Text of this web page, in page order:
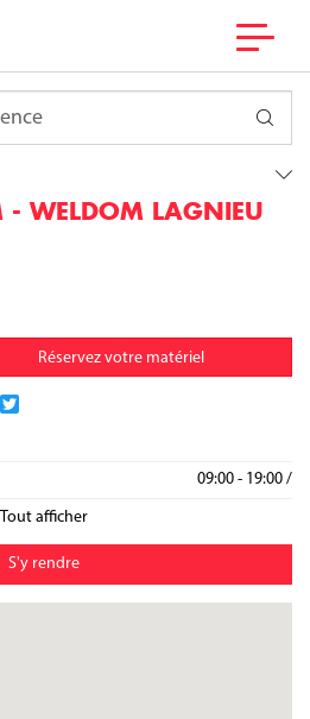
- WELDOM LAGNIEU
Réservez votre matériel
Facebook
09:00 - 19:00 /
09:00 - 19:00 /
09:00 - 19:00 /
09:00 - 19:00 /
09:00 - 19:00 /
09:00 - 19:00 /
Tout afficher
S'y rendre